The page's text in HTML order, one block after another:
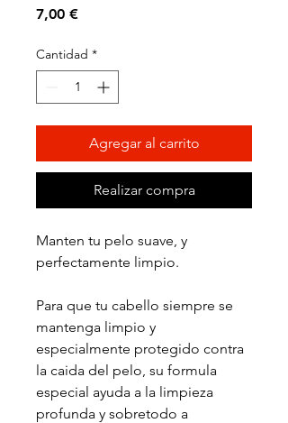
7,00 €Precio
Cantidad *
Agregar al carrito
Realizar compra
Manten tu pelo suave, y
perfectamente limpio.
Para que tu cabello siempre se
mantenga limpio y
especialmente protegido contra
la caida del pelo, su formula
especial ayuda a la limpieza
profunda y sobretodo a